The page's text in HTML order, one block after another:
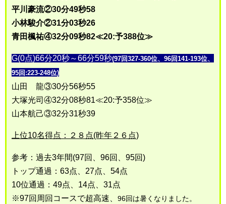
平川豪流②30分49秒58
小林駿介②31分03秒26
青田楓祐④32分09秒82≪20:予388位≫
G(0点)66分20秒～66分59秒(97回327-360位、96回141-193位、
95回:223-248位)
山田 龍③30分56秒55
大塚光司④32分08秒81≪20:予358位≫
山本航己③32分31秒39
上位10名得点：２８点(昨年２６点)
参考：過去3年間(97回、96回、95回)
トップ通過：63点、27点、54点
10位通過：49点、14点、31点
※97回周回コースで超高速、 96回は暑くなりました。